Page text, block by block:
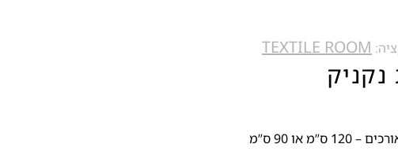
TEXTILE ROOM
נקניק
ס”מ או 90 ס”מ